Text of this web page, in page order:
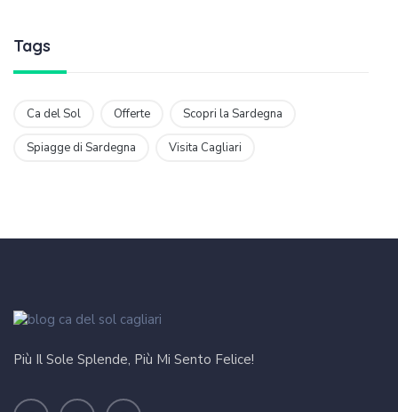
Tags
Ca del Sol Offerte Scopri la Sardegna
Spiagge di Sardegna Visita Cagliari
Più Il Sole Splende, Più Mi Sento Felice!